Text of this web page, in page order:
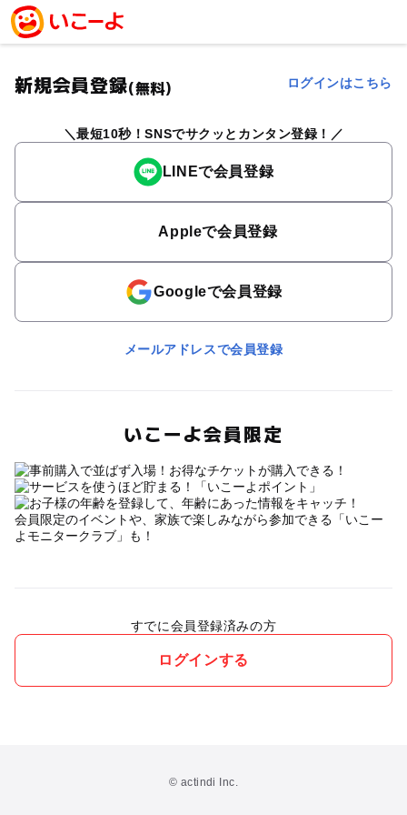
新規会員登録(無料) ログインはこちら
最短10秒！SNSでサクッとカンタン登録！
LINEで会員登録
Appleで会員登録
Googleで会員登録
メールアドレスで会員登録
いこーよ会員限定
会員限定のイベントや、家族で楽しみながら参加できる「いこー
よモニタークラブ」も！
すでに会員登録済みの方
ログインする
© actindi Inc.